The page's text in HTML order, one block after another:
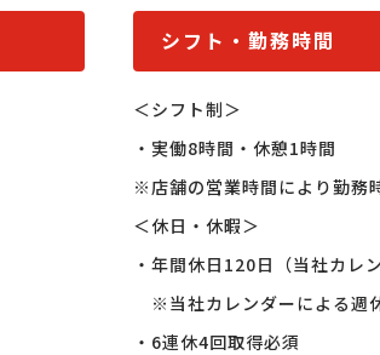
シフト・勤務時間
＜シフト制＞
・実働8時間・休憩1時間
※店舗の営業時間により勤務
＜休日・休暇＞
・年間休日120日（当社カレ
※当社カレンダーによる週
・6連休4回取得必須